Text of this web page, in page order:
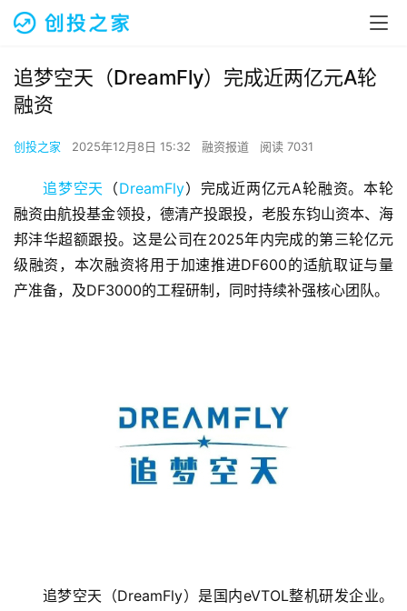
追梦空天（DreamFly）完成近两亿元A轮
融资
创投之家 2025年12月8日 15:32 融资报道 阅读 7031
追梦空天 （DreamFly）完成近两亿元A轮融资。本轮
融资由航投基金领投，德清产投跟投，老股东钧山资本、海
邦沣华超额跟投。这是公司在2025年内完成的第三轮亿元
级融资，本次融资将用于加速推进DF600的适航取证与量
产准备，及DF3000的工程研制，同时持续补强核心团队。
追梦空天（DreamFly）是国内eVTOL整机研发企业。